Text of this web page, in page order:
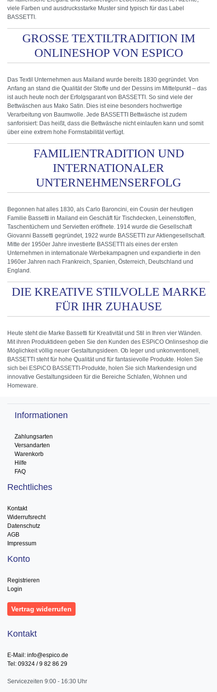
viele Farben und ausdrucksstarke Muster sind typisch für das Label
BASSETTI.
GROSSE TEXTILTRADITION IM O
NLINESHOP VON ESPICO
Das Textil Unternehmen aus Mailand wurde bereits 1830 gegründet. Von
Anfang an stand die Qualität der Stoffe und der Dessins im Mittelpunkt – das
ist auch heute noch der Erfolgsgarant von BASSETTI. So sind viele der
Bettwäschen aus Mako Satin. Dies ist eine besonders hochwertige
Verarbeitung von Baumwolle. Jede BASSETTI Bettwäsche ist zudem
sanforisiert: Das heißt, dass die Bettwäsche nicht einlaufen kann und somit
über eine extrem hohe Formstabilität verfügt.
FAMILIENTRADITION UND
INTERNATIONALER
UNTERNEHMENSERFOLG
Begonnen hat alles 1830, als Carlo Baroncini, ein Cousin der heutigen
Familie Bassetti in Mailand ein Geschäft für Tischdecken, Leinenstoffen,
Taschentüchern und Servietten eröffnete. 1914 wurde die Gesellschaft
Giovanni Bassetti gegründet, 1922 wurde BASSETTI zur Aktiengesellschaft.
Mitte der 1950er Jahre investierte BASSETTI als eines der ersten
Unternehmen in internationale Werbekampagnen und expandierte in den
1960er Jahren nach Frankreich, Spanien, Österreich, Deutschland und
England.
DIE KREATIVE STILVOLLE MARKE
FÜR IHR ZUHAUSE
Heute steht die Marke Bassetti für Kreativität und Stil in Ihren vier Wänden.
Mit ihren Produktideen geben Sie den Kunden des ESPiCO Onlinseshop die
Möglichkeit völlig neuer Gestaltungsideen. Ob leger und unkonventionell,
BASSETTI steht für hohe Qualität und für fantasievolle Produkte. Holen Sie
sich bei ESPiCO BASSETTI-Produkte, holen Sie sich Markendesign und
innovative Gestaltungsideen für die Bereiche Schlafen, Wohnen und
Homeware.
Informationen
Zahlungsarten
Versandarten
Warenkorb
Hilfe
FAQ
Rechtliches
Kontakt
Widerrufsrecht
Datenschutz
AGB
Impressum
Konto
Registrieren
Login
Vertrag widerrufen
Kontakt
E-Mail: info@espico.de
Tel: 09324 / 9 82 86 29
Servicezeiten 9:00 - 16:30 Uhr